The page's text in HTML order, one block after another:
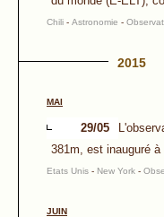
Chili - Astronomie -
2015
MAI
29/05
381m, est inauguré à
Etats Unis - New York -
JUIN